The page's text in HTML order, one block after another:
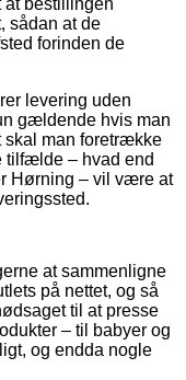
sådan at de
forinden de
levering uden
gældende hvis man
skal man foretrække
tilfælde – hvad end
Hørning – vil være at
at sammenligne
på nettet, og så
til at presse
– til babyer og
og endda nogle